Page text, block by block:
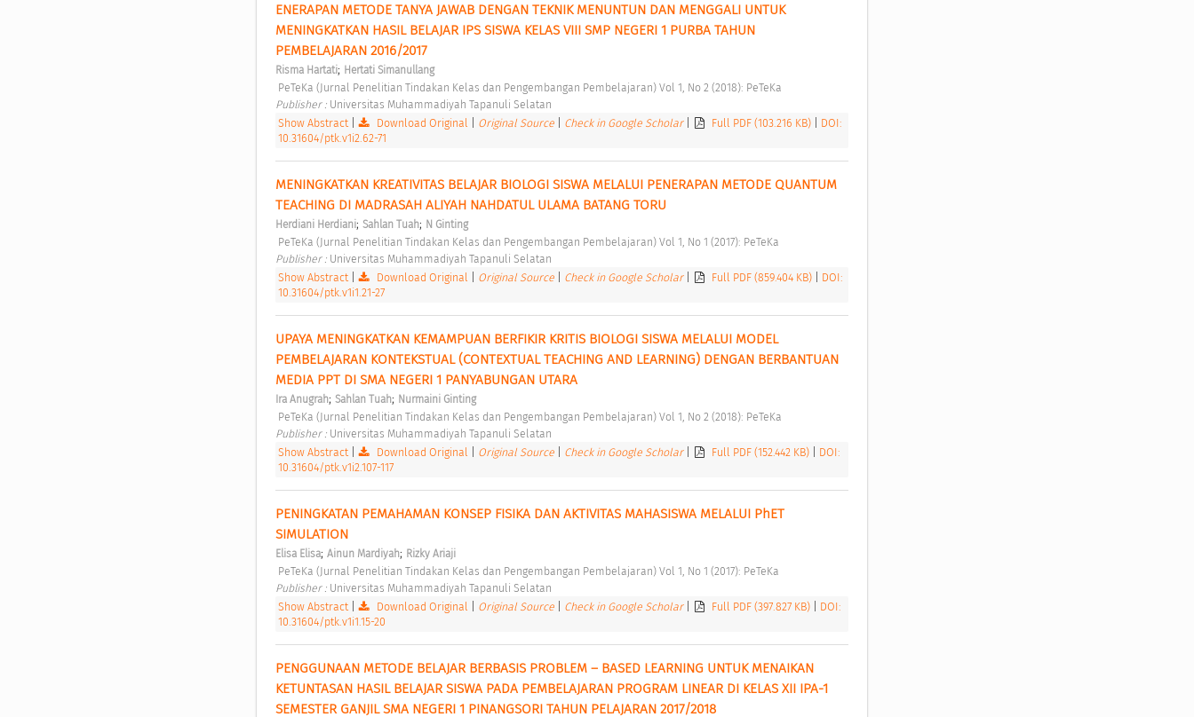
ENERAPAN METODE TANYA JAWAB DENGAN TEKNIK MENUNTUN DAN MENGGALI UNTUK
MENINGKATKAN HASIL BELAJAR IPS SISWA KELAS VIII SMP NEGERI 1 PURBA TAHUN
PEMBELAJARAN 2016/2017
Risma Hartati; Hertati Simanullang
PeTeKa (Jurnal Penelitian Tindakan Kelas dan Pengembangan Pembelajaran) Vol 1, No 2 (2018): PeTeKa
Publisher : Universitas Muhammadiyah Tapanuli Selatan
Show Abstract| Download Original Original Source Check in Google Scholar Full PDF (103.216 KB)
DOI:
10.31604/ptk.v1i2.62-71
MENINGKATKAN KREATIVITAS BELAJAR BIOLOGI SISWA MELALUI PENERAPAN METODE QUANTUM
TEACHING DI MADRASAH ALIYAH NAHDATUL ULAMA BATANG TORU
Herdiani Herdiani; Sahlan Tuah; N Ginting
PeTeKa (Jurnal Penelitian Tindakan Kelas dan Pengembangan Pembelajaran) Vol 1, No 1 (2017): PeTeKa
Publisher : Universitas Muhammadiyah Tapanuli Selatan
Show Abstract| Download Original Original Source Check in Google Scholar Full PDF (859.404 KB)
DOI:
10.31604/ptk.v1i1.21-27
UPAYA MENINGKATKAN KEMAMPUAN BERFIKIR KRITIS BIOLOGI SISWA MELALUI MODEL
PEMBELAJARAN KONTEKSTUAL (CONTEXTUAL TEACHING AND LEARNING) DENGAN BERBANTUAN
MEDIA PPT DI SMA NEGERI 1 PANYABUNGAN UTARA
Ira Anugrah; Sahlan Tuah; Nurmaini Ginting
PeTeKa (Jurnal Penelitian Tindakan Kelas dan Pengembangan Pembelajaran) Vol 1, No 2 (2018): PeTeKa
Publisher : Universitas Muhammadiyah Tapanuli Selatan
Show Abstract| Download Original Original Source Check in Google Scholar Full PDF (152.442 KB)
DOI:
10.31604/ptk.v1i2.107-117
PENINGKATAN PEMAHAMAN KONSEP FISIKA DAN AKTIVITAS MAHASISWA MELALUI PhET
SIMULATION
Elisa Elisa; Ainun Mardiyah; Rizky Ariaji
PeTeKa (Jurnal Penelitian Tindakan Kelas dan Pengembangan Pembelajaran) Vol 1, No 1 (2017): PeTeKa
Publisher : Universitas Muhammadiyah Tapanuli Selatan
Show Abstract| Download Original Original Source Check in Google Scholar Full PDF (397.827 KB)
DOI:
10.31604/ptk.v1i1.15-20
PENGGUNAAN METODE BELAJAR BERBASIS PROBLEM – BASED LEARNING UNTUK MENAIKAN
KETUNTASAN HASIL BELAJAR SISWA PADA PEMBELAJARAN PROGRAM LINEAR DI KELAS XII IPA-1
SEMESTER GANJIL SMA NEGERI 1 PINANGSORI TAHUN PELAJARAN 2017/2018